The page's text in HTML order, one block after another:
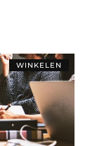
WINKELEN